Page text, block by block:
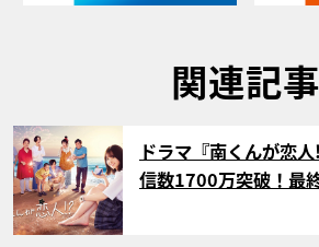
関連記事
サムネイル
ドラマ『南くんが恋
信数1700万突破！最